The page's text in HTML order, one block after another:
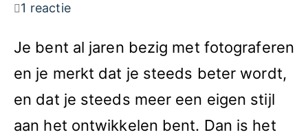
1 reactie
Je bent al jaren bezig met fotograferen
en je merkt dat je steeds beter wordt,
en dat je steeds meer een eigen stijl
aan het ontwikkelen bent. Dan is het